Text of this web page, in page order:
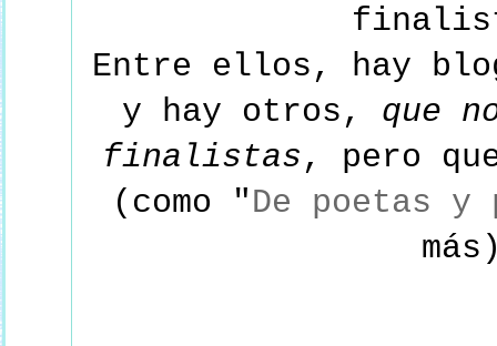
Entre ellos, hay
y hay otros,
que
finalistas, pero
(como "De poetas